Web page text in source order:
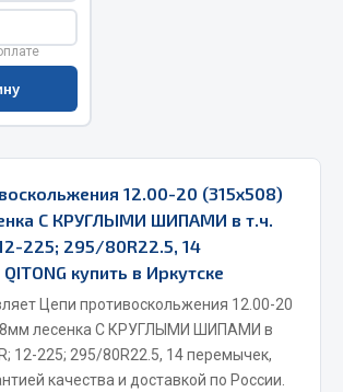
Показать ещё
12.00-20 (315х508)
С КРУГЛЫМИ ШИПАМИ в т.ч.
225; 295/80R22.5, 14
купить в Иркутске
Цепи противоскольжения 12.00-20
лесенка С КРУГЛЫМИ ШИПАМИ в
12-225; 295/80R22.5, 14 перемычек,
качества и доставкой по России.